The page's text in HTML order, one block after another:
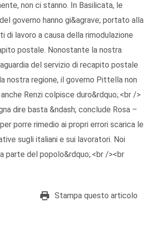
non ci stanno. In Basilicata, le
governo hanno gi&agrave; portato alla
di lavoro a causa della rimodulazione
postale. Nonostante la nostra
del servizio di recapito postale
nostra regione, il governo Pittella non
Renzi colpisce duro&rdquo;.<br />
dire basta &ndash; conclude Rosa –
porre rimedio ai propri errori scarica le
sugli italiani e sui lavoratori. Noi
parte del popolo&rdquo;.<br /><br
Stampa questo articolo